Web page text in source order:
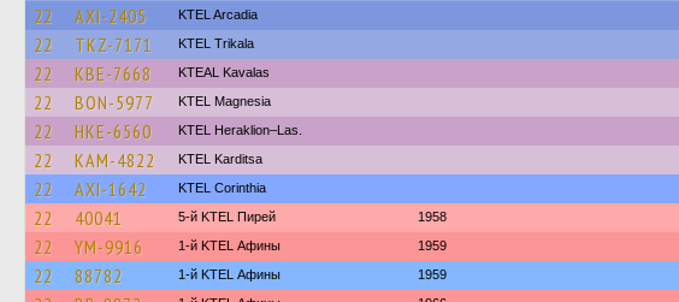
22 AXI-2405 KTEL Arcadia
22 TKZ-7171 ΚΤΕL Τrikala
22 KBE-7668 KTEAL Kavalas
22 BON-5977 ΚΤΕL Magnesia
22 HKE-6560 KTEL Heraklion–Las.
22 KAM-4822 ΚΤΕL Karditsa
22 AXI-1642 KTEL Corinthia
22 40041 5-й KTEL Пирей 1958
22 YM-9916 1-й KTEL Афины 1959
22 88782 1-й KTEL Афины 1959